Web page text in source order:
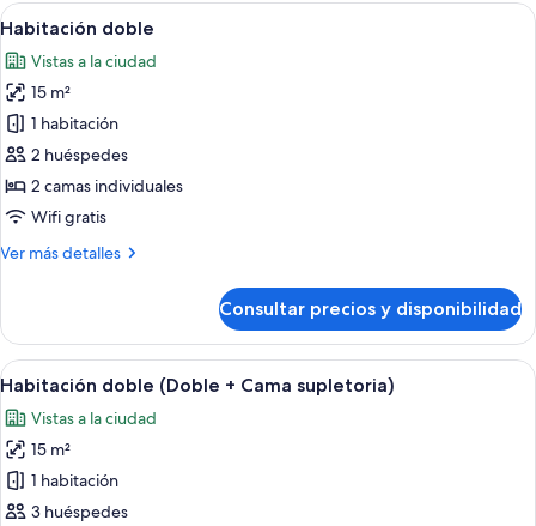
Abrir
todas
las
fotos
de
Habitación
doble
Habitación de hotel con una cama
16
Habitación doble
Vistas a la ciudad
15 m²
1 habitación
2 huéspedes
2 camas individuales
Wifi gratis
Ver más detalles
Más
doble
Consultar precios y disponibilidad
Abrir
todas
las
fotos
de
Habitación
Habitación de hotel con dos camas
12
Habitación doble (Doble + Cama supletoria)
Vistas a la ciudad
15 m²
1 habitación
3 huéspedes